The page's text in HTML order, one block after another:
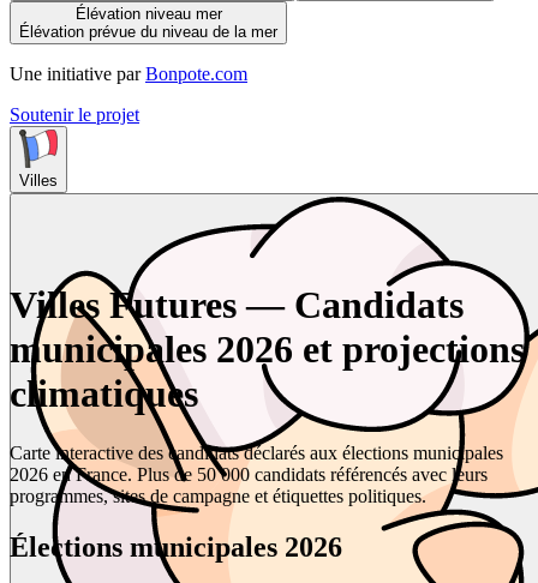
Élévation niveau mer
Élévation prévue du niveau de la mer
Une initiative par Bonpote.com
Soutenir le projet
Villes
Villes Futures — Candidats
municipales 2026 et projections
climatiques
Carte interactive des candidats déclarés aux élections municipales
2026 en France. Plus de 50 000 candidats référencés avec leurs
programmes, sites de campagne et étiquettes politiques.
Élections municipales 2026